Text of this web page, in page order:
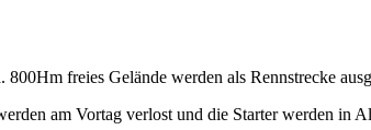
freies Gelände werden als Rennstrecke
am Vortag verlost und die Starter werden in